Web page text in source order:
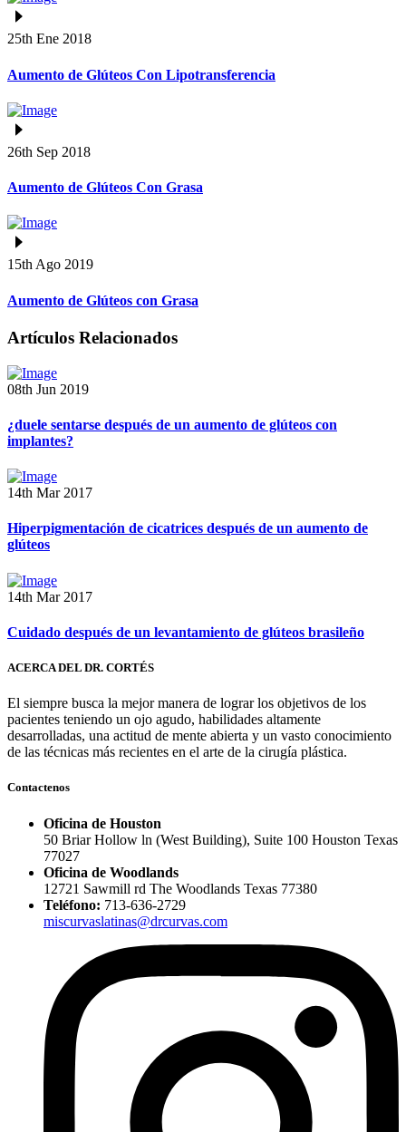
25th Ene 2018
Aumento de Glúteos Con Lipotransferencia
26th Sep 2018
Aumento de Glúteos Con Grasa
15th Ago 2019
Aumento de Glúteos con Grasa
Artículos Relacionados
08th Jun 2019
¿duele sentarse después de un aumento de glúteos con
implantes?
14th Mar 2017
Hiperpigmentación de cicatrices después de un aumento de
glúteos
14th Mar 2017
Cuidado después de un levantamiento de glúteos brasileño
ACERCA DEL DR. CORTÉS
El siempre busca la mejor manera de lograr los objetivos de los
pacientes teniendo un ojo agudo, habilidades altamente
desarrolladas, una actitud de mente abierta y un vasto conocimiento
de las técnicas más recientes en el arte de la cirugía plástica.
Contactenos
Oficina de Houston
50 Briar Hollow ln (West Building), Suite 100 Houston Texas
77027
Oficina de Woodlands
12721 Sawmill rd The Woodlands Texas 77380
Teléfono: 713-636-2729
miscurvaslatinas@drcurvas.com